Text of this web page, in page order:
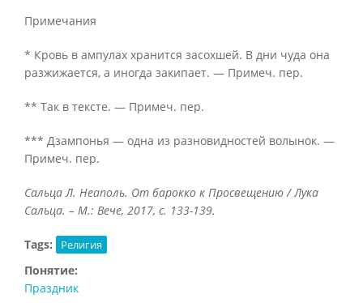
Примечания
* Кровь в ампулах хранится засохшей. В дни чуда она
разжижается, а иногда закипает. — Примеч. пер.
** Так в тексте. — Примеч. пер.
*** Дзампонья — одна из разновидностей волынок. —
Примеч. пер.
Сальца Л. Неаполь. От барокко к Просвещению / Лука
Сальца. – М.: Вече, 2017, с. 133-139.
Tags: Религия
Понятие:
Праздник